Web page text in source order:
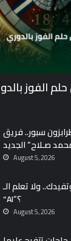
الفوز
سبور.. فريق
صـلاح” الجديد
August 5, 2026
ولا تعلم الـ
“AI”؟
August 5, 2026